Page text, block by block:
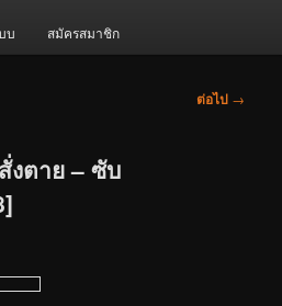
บ สมัครสมาชิก
ต่อไป →
งตาย – ซับ